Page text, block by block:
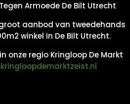
Armoede De Bilt Utrecht
aanbod van tweedehands
winkel in De Bilt Utrecht.
onze regio Kringloop De Markt